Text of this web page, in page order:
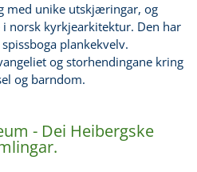
med unike utskjæringar, og
norsk kyrkjearkitektur. Den har
plankekvelv.
og storhendingane kring
og barndom.
- Dei Heibergske